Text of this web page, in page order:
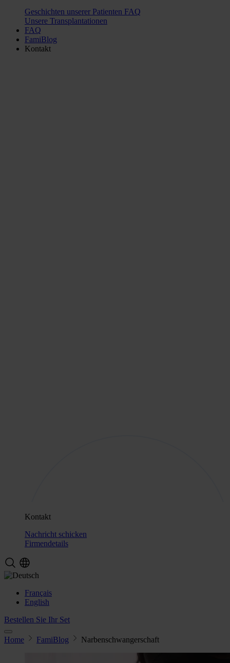
Geschichten unserer Patienten FAQ
Unsere Transplantationen
FAQ
FamiBlog
Kontakt
Kontakt
Nachricht schicken
Firmendetails
Français
English
Bestellen Sie Ihr Set
Home FamiBlog Narbenschwangerschaft